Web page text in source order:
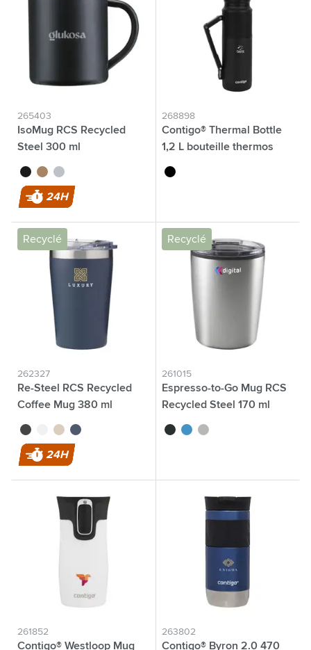
265403
IsoMug RCS Recycled
Steel 300 ml
noir cuivre clair
argenté
24H
268898
Contigo® Thermal Bottle
1,2 L bouteille thermos
noir
Recyclé
262327
Re-Steel RCS Recycled
Coffee Mug 380 ml
noir blancbeigebleu foncé
24H
Recyclé
261015
Espresso-to-Go Mug RCS
Recycled Steel 170 ml
noir bleu argenté
261852
Contigo® Westloop Mug
263802
Contigo® Byron 2.0 470